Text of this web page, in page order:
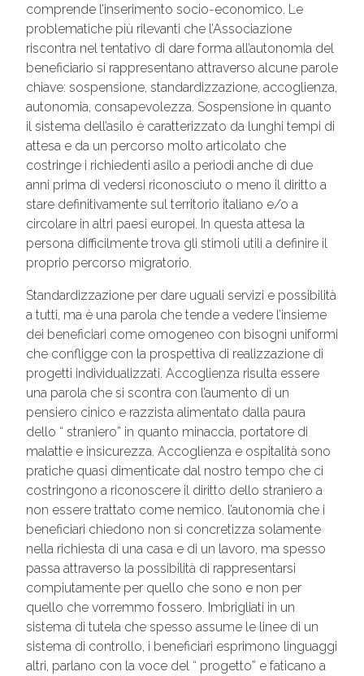
comprende l’inserimento socio-economico. Le
problematiche più rilevanti che l’Associazione
riscontra nel tentativo di dare forma all’autonomia del
beneficiario si rappresentano attraverso alcune parole
chiave: sospensione, standardizzazione, accoglienza,
autonomia, consapevolezza. Sospensione in quanto
il sistema dell’asilo è caratterizzato da lunghi tempi di
attesa e da un percorso molto articolato che
costringe i richiedenti asilo a periodi anche di due
anni prima di vedersi riconosciuto o meno il diritto a
stare definitivamente sul territorio italiano e/o a
circolare in altri paesi europei. In questa attesa la
persona difficilmente trova gli stimoli utili a definire il
proprio percorso migratorio.
Standardizzazione per dare uguali servizi e possibilità
a tutti, ma è una parola che tende a vedere l’insieme
dei beneficiari come omogeneo con bisogni uniformi
che confligge con la prospettiva di realizzazione di
progetti individualizzati. Accoglienza risulta essere
una parola che si scontra con l’aumento di un
pensiero cinico e razzista alimentato dalla paura
dello “ straniero” in quanto minaccia, portatore di
malattie e insicurezza. Accoglienza e ospitalità sono
pratiche quasi dimenticate dal nostro tempo che ci
costringono a riconoscere il diritto dello straniero a
non essere trattato come nemico. l’autonomia che i
beneficiari chiedono non si concretizza solamente
nella richiesta di una casa e di un lavoro, ma spesso
passa attraverso la possibilità di rappresentarsi
compiutamente per quello che sono e non per
quello che vorremmo fossero. Imbrigliati in un
sistema di tutela che spesso assume le linee di un
sistema di controllo, i beneficiari esprimono linguaggi
altri, parlano con la voce del “ progetto” e faticano a